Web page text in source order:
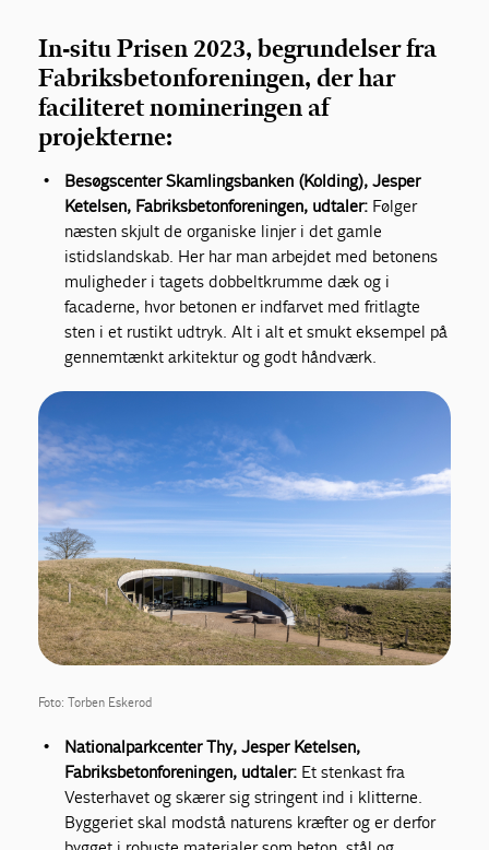
In-situ Prisen 2023, begrundelser fra
Fabriksbetonforeningen, der har
faciliteret nomineringen af
projekterne:
Besøgscenter Skamlingsbanken (Kolding), Jesper
Ketelsen, Fabriksbetonforeningen, udtaler: Følger
næsten skjult de organiske linjer i det gamle
istidslandskab. Her har man arbejdet med betonens
muligheder i tagets dobbeltkrumme dæk og i
facaderne, hvor betonen er indfarvet med fritlagte
sten i et rustikt udtryk. Alt i alt et smukt eksempel på
gennemtænkt arkitektur og godt håndværk.
Foto: Torben Eskerod
Nationalparkcenter Thy, Jesper Ketelsen,
Fabriksbetonforeningen, udtaler: Et stenkast fra
Vesterhavet og skærer sig stringent ind i klitterne.
Byggeriet skal modstå naturens kræfter og er derfor